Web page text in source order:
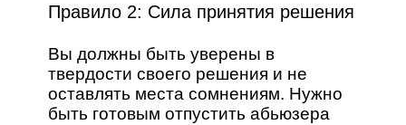
Правило 2: Сила принятия решения
Вы должны быть уверены в
твердости своего решения и не
оставлять места сомнениям. Нужно
быть готовым отпустить абьюзера